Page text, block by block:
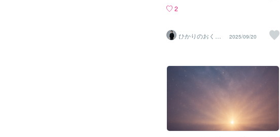
だきありがとうございます。あなたの内
しているので無理に頑張らなくても、た
だ“いる”だけで、ちゃんと世界に光を放
してまた明日、光の続きを一緒にみれた
ら嬉しいです。
閉じ込めていた想いが光となって溢れ出
日も心を開いていいその先に広がるのは
限りない空だからコトノハのしずく〜土
共にあります。》
2
ひかりのおくり
て〜SinMa〜
2025/09/20